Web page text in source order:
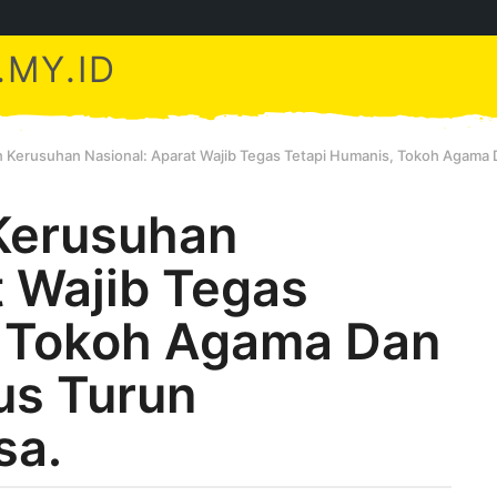
Nasional: Aparat Wajib Tegas Tetapi Humanis, Tokoh
Tegas
Agama Dan
Turun